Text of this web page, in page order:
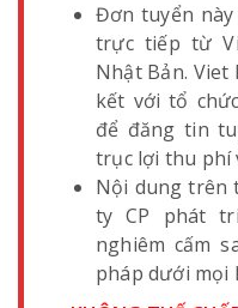
Đơn tuyển này
trực tiếp từ
Nhật Bản.
kết với tổ
để đăng tin
trục lợi thu phí
Nội dung trên
ty CP phát
nghiêm cấm
pháp dưới mọi